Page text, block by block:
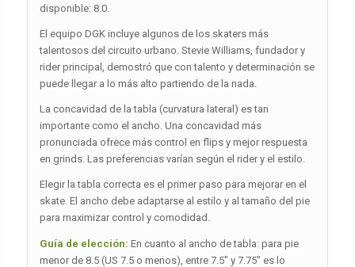
disponible: 8.0.
El equipo DGK incluye algunos de los skaters más
talentosos del circuito urbano. Stevie Williams, fundador y
rider principal, demostró que con talento y determinación se
puede llegar a lo más alto partiendo de la nada.
La concavidad de la tabla (curvatura lateral) es tan
importante como el ancho. Una concavidad más
pronunciada ofrece más control en flips y mejor respuesta
en grinds. Las preferencias varían según el rider y el estilo.
Elegir la tabla correcta es el primer paso para mejorar en el
skate. El ancho debe adaptarse al estilo y al tamaño del pie
para maximizar control y comodidad.
Guía de elección: En cuanto al ancho de tabla: para pie
menor de 8.5 (US 7.5 o menos), entre 7.5″ y 7.75″ es lo